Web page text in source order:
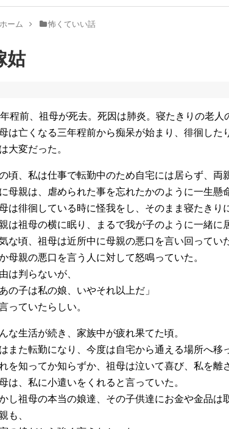
ホーム 怖くていい話
姑
程前、祖母が死去。死因は肺炎。寝たきりの老人
は亡くなる三年程前から痴呆が始まり、徘徊した
大変だった。
頃、私は仕事で転勤中のため自宅には居らず、両
母親は、虐められた事を忘れたかのように一生懸
は徘徊している時に怪我をし、そのまま寝たきり
は祖母の横に眠り、まるで我が子のように一緒に
な頃、祖母は近所中に母親の悪口を言い回って
母親の悪口を言う人に対して怒鳴っていた。
は判らないが、
あの子は私の娘、いやそれ以上だ」
っていたらしい。
な生活が続き、家族中が疲れ果てた頃。
また転勤になり、今度は自宅から通える場所へ移
を知ってか知らずか、祖母は泣いて喜び、私を離
は、私に小遣いをくれると言っていた。
し祖母の本当の娘達、その子供達にお金や金品は
も、